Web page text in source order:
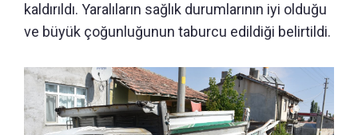
kaldırıldı. Yaralıların sağlık durumlarının iyi olduğu
ve büyük çoğunluğunun taburcu edildiği belirtildi.